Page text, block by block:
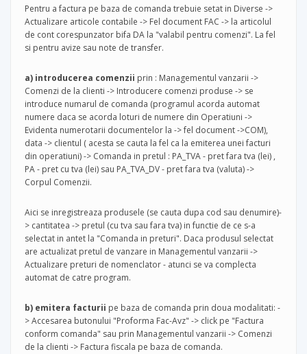
Pentru a factura pe baza de comanda trebuie setat in Diverse ->
Actualizare articole contabile -> Fel document FAC -> la articolul
de cont corespunzator bifa DA la "valabil pentru comenzi". La fel
si pentru avize sau note de transfer.
a) introducerea comenzii prin : Managementul vanzarii ->
Comenzi de la clienti -> Introducere comenzi produse -> se
introduce numarul de comanda (programul acorda automat
numere daca se acorda loturi de numere din Operatiuni ->
Evidenta numerotarii documentelor la -> fel document ->COM),
data -> clientul ( acesta se cauta la fel ca la emiterea unei facturi
din operatiuni) -> Comanda in pretul : PA_TVA - pret fara tva (lei) ,
PA - pret cu tva (lei) sau PA_TVA_DV - pret fara tva (valuta) ->
Corpul Comenzii.
Aici se inregistreaza produsele (se cauta dupa cod sau denumire)-
> cantitatea -> pretul (cu tva sau fara tva) in functie de ce s-a
selectat in antet la "Comanda in preturi". Daca produsul selectat
are actualizat pretul de vanzare in Managementul vanzarii ->
Actualizare preturi de nomenclator - atunci se va complecta
automat de catre program.
b) emitera facturii pe baza de comanda prin doua modalitati: -
> Accesarea butonului "Proforma Fac-Avz" -> click pe "Factura
conform comanda" sau prin Managementul vanzarii -> Comenzi
de la clienti -> Factura fiscala pe baza de comanda.